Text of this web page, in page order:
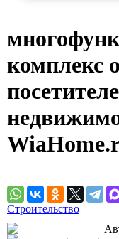
комплекс
Строительство